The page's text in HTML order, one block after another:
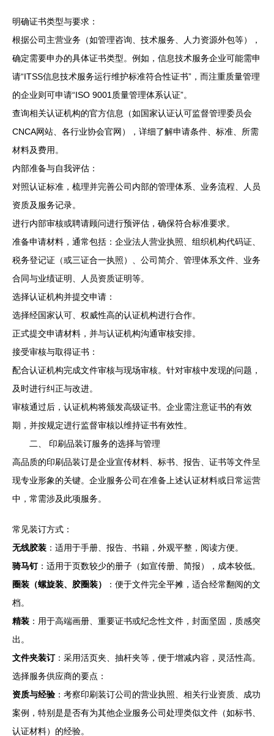
明确证书类型与要求：
根据公司主营业务（如管理咨询、技术服务、人力资源外包等），
确定需要申办的具体证书类型。例如，信息技术服务企业可能需申
请“ITSS信息技术服务运行维护标准符合性证书”，而注重质量管理
的企业则可申请“ISO 9001质量管理体系认证”。
查询相关认证机构的官方信息（如国家认证认可监督管理委员会
CNCA网站、各行业协会官网），详细了解申请条件、标准、所需
材料及费用。
内部准备与自我评估：
对照认证标准，梳理并完善公司内部的管理体系、业务流程、人员
资质及服务记录。
进行内部审核或聘请顾问进行预评估，确保符合标准要求。
准备申请材料，通常包括：企业法人营业执照、组织机构代码证、
税务登记证（或三证合一执照）、公司简介、管理体系文件、业务
合同与业绩证明、人员资质证明等。
选择认证机构并提交申请：
选择经国家认可、权威性高的认证机构进行合作。
正式提交申请材料，并与认证机构沟通审核安排。
接受审核与取得证书：
配合认证机构完成文件审核与现场审核。针对审核中发现的问题，
及时进行纠正与改进。
审核通过后，认证机构将颁发高级证书。企业需注意证书的有效
期，并按规定进行监督审核以维持证书有效性。
二、 印刷品装订服务的选择与管理
高品质的印刷品装订是企业宣传材料、标书、报告、证书等文件呈
现专业形象的关键。企业服务公司在准备上述认证材料或日常运营
中，常需涉及此项服务。
常见装订方式：
无线胶装 ：适用于手册、报告、书籍，外观平整，阅读方便。
骑马钉：适用于页数较少的册子（如宣传册、简报），成本较低。
圈装（螺旋装、胶圈装）
：便于文件完全平摊，适合经常翻阅的文
档。
精装 ：用于高端画册、重要证书或纪念性文件，封面坚固，质感突
出。
文件夹装订：采用活页夹、抽杆夹等，便于增减内容，灵活性高。
选择服务供应商的要点：
资质与经验 ：考察印刷装订公司的营业执照、相关行业资质、成功
案例，特别是是否有为其他企业服务公司处理类似文件（如标书、
认证材料）的经验。